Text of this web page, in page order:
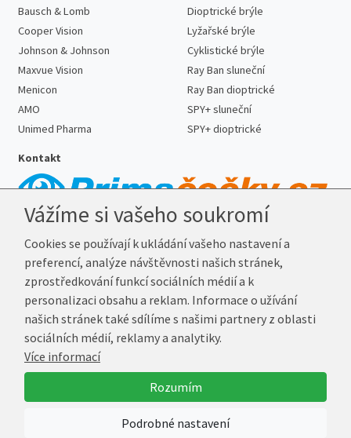
Bausch & Lomb
Cooper Vision
Johnson & Johnson
Maxvue Vision
Menicon
AMO
Unimed Pharma
Dioptrické brýle
Lyžařské brýle
Cyklistické brýle
Ray Ban sluneční
Ray Ban dioptrické
SPY+ sluneční
SPY+ dioptrické
Kontakt
E-mail:info@prima-cocky.cz
Reklamační adresa
Andrea Votavová
Revoluční 1017
290 01 Poděbrady
© 2026 Prima-Čočky.cz
VytvořilMarek Kebza
Vážíme si vašeho soukromí
Cookies se používají k ukládání vašeho nastavení a
preferencí, analýze návštěvnosti našich stránek,
zprostředkování funkcí sociálních médií a k
personalizaci obsahu a reklam. Informace o užívání
našich stránek také sdílíme s našimi partnery z oblasti
sociálních médií, reklamy a analytiky.
Více informací
Rozumím
Podrobné nastavení